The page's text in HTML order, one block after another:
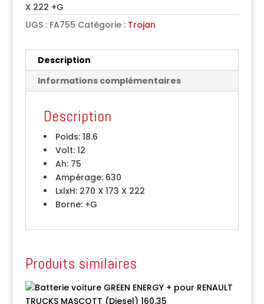
X 222 +G
UGS : FA755 Catégorie : Trojan
Description
Informations complémentaires
Description
Poids:18.6
Volt:12
Ah:75
Ampérage:630
LxlxH:270 X 173 X 222
Borne:+G
Produits similaires